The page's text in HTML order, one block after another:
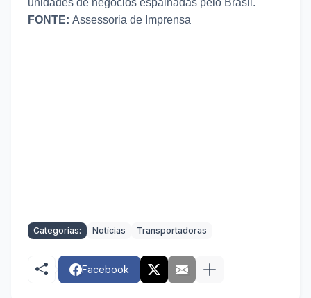
unidades de negócios espalhadas pelo Brasil.
FONTE: Assessoria de Imprensa
Categorias: Notícias Transportadoras
Facebook